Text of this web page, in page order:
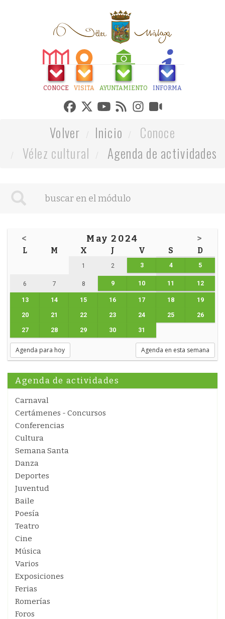
CONOCE VISITA AYUNTAMIENTO INFORMA
Volver Inicio
Conoce
Vélez cultural
Agenda de actividades
< May 2024 >
L M X J V S D
1 2 3 4 5
6 7 8 9 10 11 12
13 14 15 16 17 18 19
20 21 22 23 24 25 26
27 28 29 30 31
Agenda para hoy Agenda en esta semana
Agenda de actividades
Carnaval
Certámenes - Concursos
Conferencias
Cultura
Semana Santa
Danza
Deportes
Juventud
Baile
Poesía
Teatro
Cine
Música
Varios
Exposiciones
Ferias
Romerías
Foros